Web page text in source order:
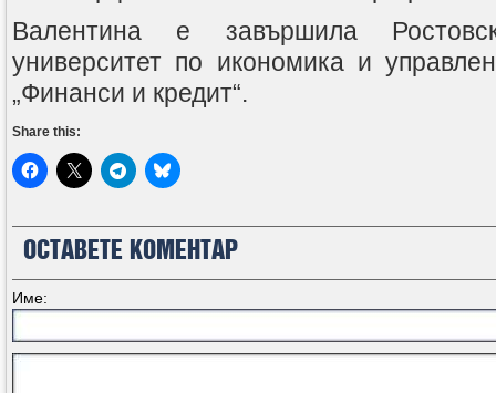
Валентина е завършила
университет по икономика и
„Финанси и кредит“.
Share this:
ОСТАВЕТЕ КОМЕНТАР
Име: